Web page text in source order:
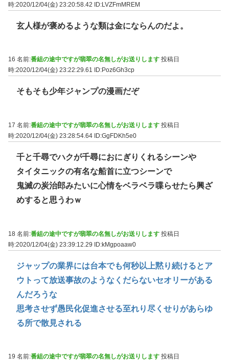
時:2020/12/04(金) 23:20:58.42 ID:LVZFmMREM
玄人様が褒めるような類は金にならんのだよ。
16 名前:番組の途中ですが翡翠の名無しがお送りします 投稿日
時:2020/12/04(金) 23:22:29.61
ID:Poz6Gh3cp
そもそも少年ジャンプの漫画だぞ
17 名前:番組の途中ですが翡翠の名無しがお送りします 投稿日
時:2020/12/04(金) 23:28:54.64 ID:GgFDKh5e0
千と千尋でハクが千尋におにぎりくれるシーンや
タイタニックの有名な船首に立つシーンで
鬼滅の炭治郎みたいに心情をベラベラ喋らせたら興ざ
めすると思うわｗ
18 名前:番組の途中ですが翡翠の名無しがお送りします 投稿日
時:2020/12/04(金) 23:39:12.29 ID:kMgpoaaw0
ジャップの業界には台本でも何秒以上黙り続けるとア
ウトって放送事故のようなくだらないセオリーがある
んだろうな
思考させず愚民化促進させる至れり尽くせりがあらゆ
る所で散見される
19 名前:番組の途中ですが翡翠の名無しがお送りします 投稿日